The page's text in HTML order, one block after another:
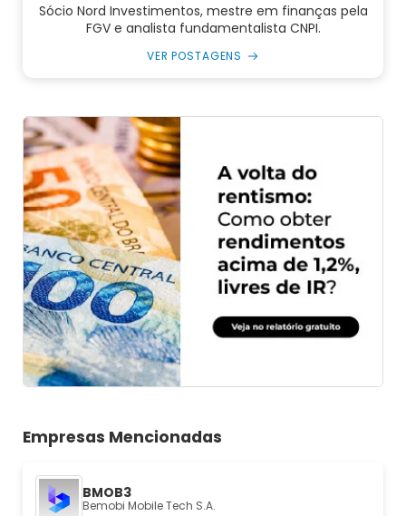
Sócio Nord Investimentos, mestre em finanças pela
FGV e analista fundamentalista CNPI.
VER POSTAGENS
Empresas Mencionadas
BMOB3
Bemobi Mobile Tech S.A.